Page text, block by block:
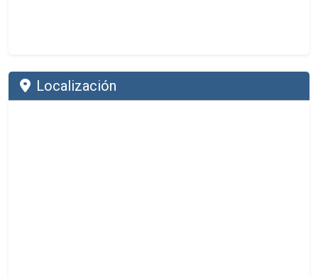
Localización